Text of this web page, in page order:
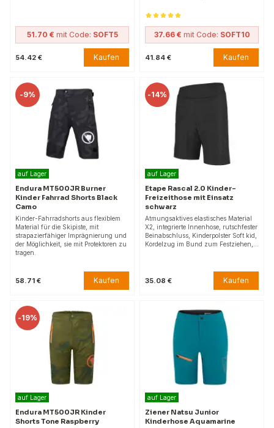
51.70 € mit Code: SOFT5
54.42 € Kaufen
37.66 € mit Code: SOFT10
41.84 € Kaufen
-9%
auf Lager
Endura MT500JR Burner
Kinder Fahrrad Shorts Black
Camo
Kinder-Fahrradshorts aus flexiblem
Material für die Skipiste, mit
strapazierfähiger Imprägnierung und
der Möglichkeit, sie mit Protektoren zu
tragen.
58.71 € Kaufen
-14%
auf Lager
Etape Rascal 2.0 Kinder-
Freizeithose mit Einsatz
schwarz
Atmungsaktives elastisches Material
X2, integrierte Innenhose, rutschfester
Beinabschluss, Kinderpolster Soft kid,
Kordelzug im Bund zum Festziehen,…
35.08 € Kaufen
-19%
auf Lager
Endura MT500JR Kinder
Shorts Tone Raspberry
auf Lager
Ziener Natsu Junior
Kinderhose Aquamarine